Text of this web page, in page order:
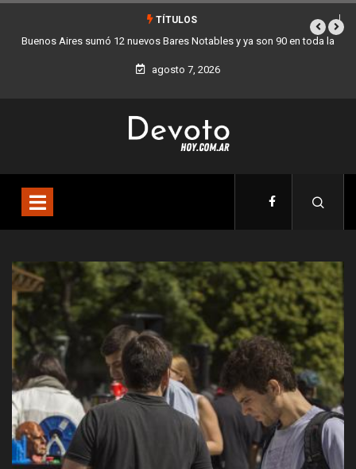
TÍTULOS
y ya son 90 en toda la Los stands móviles de la Ciudad llegan esta
agosto 7, 2026